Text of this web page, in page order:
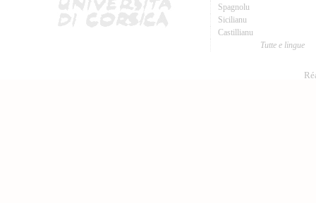
Spagnolu
Sicilianu
Castillianu
Tutte e lingue